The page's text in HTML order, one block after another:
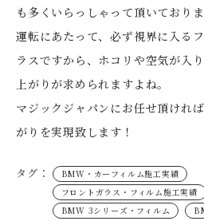
も多くいらっしゃって頂いておりま
運転にあたって、必ず視界に入る
ラスですから、ホコリや空気が入
上がりが求められますよね。
マジックジャパンにお任せ頂けれ
がりを実現致します！
タグ：
BMW・カーフィルム施工実績
フロントガラス・フィルム施工実績
BMW 3シリーズ・フィルム